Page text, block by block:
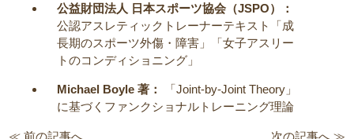
公益財団法人 日本スポーツ協会（JSPO）：
公認アスレティックトレーナーテキスト「成
長期のスポーツ外傷・障害」「女子アスリー
トのコンディショニング」
Michael Boyle 著：
「Joint-by-Joint Theory」
に基づくファンクショナルトレーニング理論
≪ 前の記事へ 次の記事へ ≫